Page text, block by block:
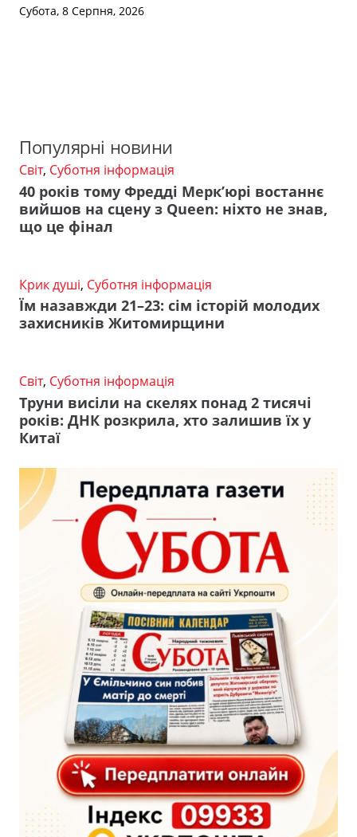
Субота, 8 Серпня, 2026
Популярні новини
Світ, Суботня інформація
40 років тому Фредді Мерк’юрі востаннє
вийшов на сцену з Queen: ніхто не знав,
що це фінал
Крик душі, Суботня інформація
Їм назавжди 21–23: сім історій молодих
захисників Житомирщини
Світ, Суботня інформація
Труни висіли на скелях понад 2 тисячі
років: ДНК розкрила, хто залишив їх у
Китаї